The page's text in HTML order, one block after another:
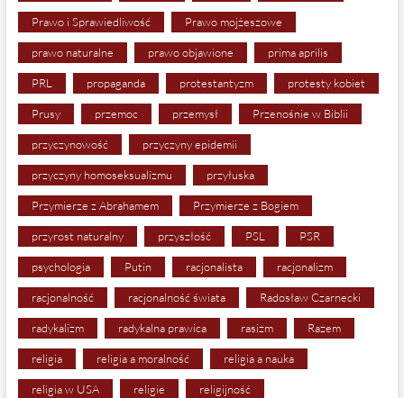
Prawo i Sprawiedliwość Prawo mojżeszowe
prawo naturalne prawo objawione prima aprilis
PRL propaganda protestantyzm protesty kobiet
Prusy przemoc przemysł Przenośnie w Biblii
przyczynowość przyczyny epidemii
przyczyny homoseksualizmu przyłuska
Przymierze z Abrahamem Przymierze z Bogiem
przyrost naturalny przyszłość PSL PSR
psychologia Putin racjonalista racjonalizm
racjonalność racjonalność świata Radosław Czarnecki
radykalizm radykalna prawica rasizm Razem
religia religia a moralność religia a nauka
religia w USA religie religijność